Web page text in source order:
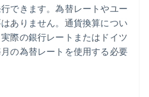
できます。為替レートやユー
ありません。通貨換算につい
際の銀行レートまたはドイツ
の為替レートを使用する必要